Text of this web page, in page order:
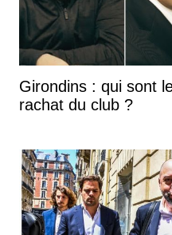
Girondins : qui sont
rachat du club ?